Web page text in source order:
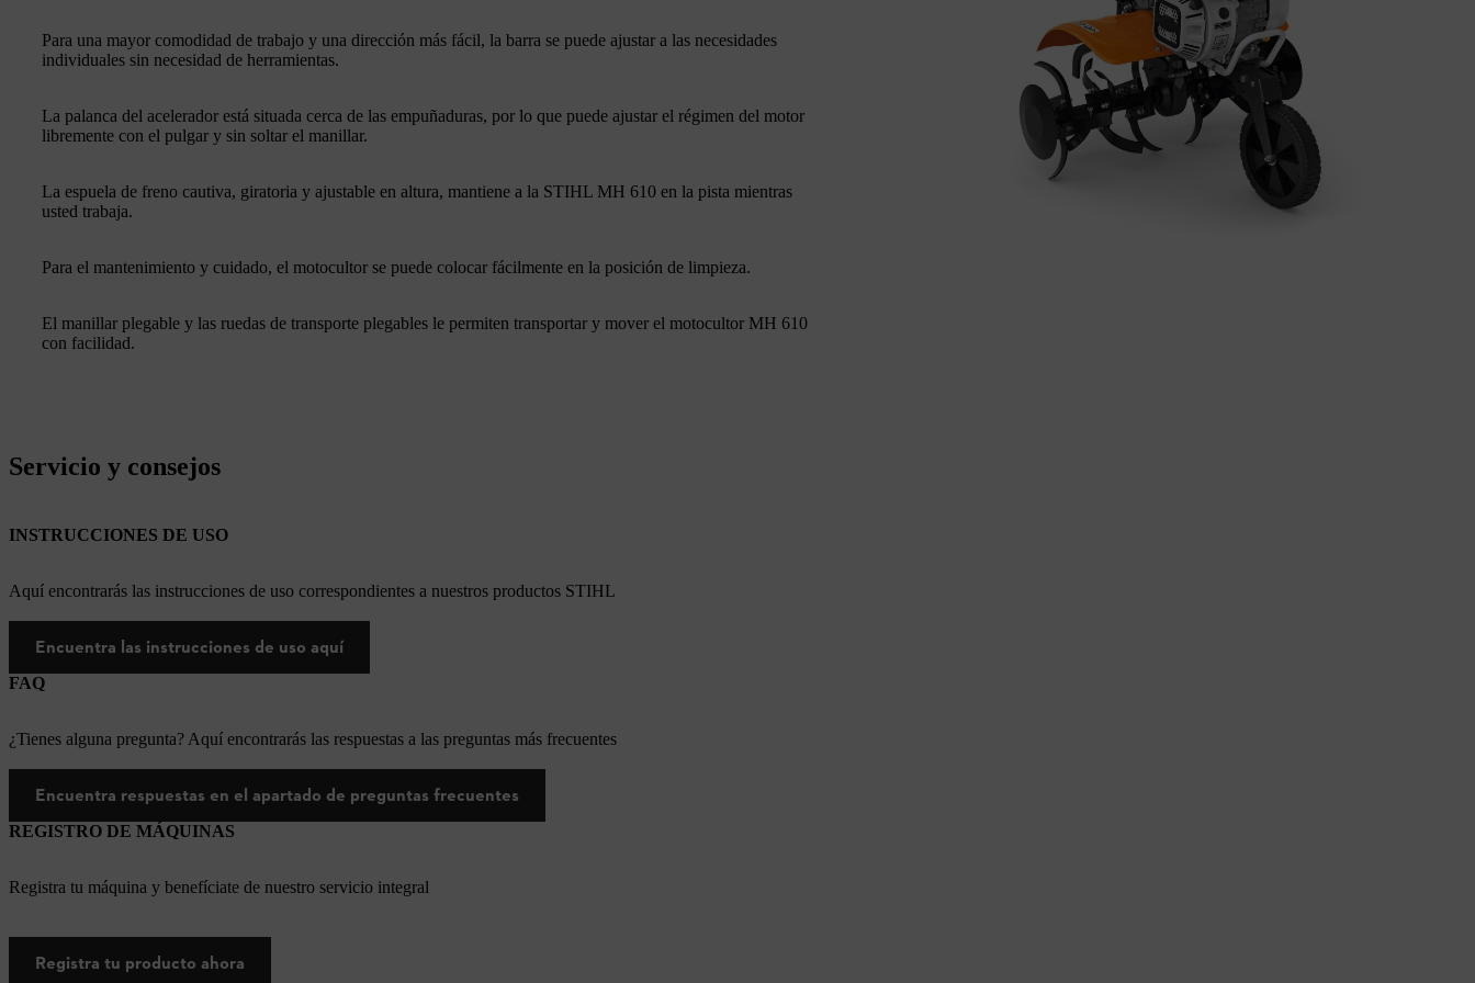
Para una mayor comodidad de trabajo y una dirección más fácil, la barra se puede ajustar a las necesidades
individuales sin necesidad de herramientas.
La palanca del acelerador está situada cerca de las empuñaduras, por lo que puede ajustar el régimen del motor
libremente con el pulgar y sin soltar el manillar.
La espuela de freno cautiva, giratoria y ajustable en altura, mantiene a la STIHL MH 610 en la pista mientras
usted trabaja.
Para el mantenimiento y cuidado, el motocultor se puede colocar fácilmente en la posición de limpieza.
El manillar plegable y las ruedas de transporte plegables le permiten transportar y mover el motocultor MH 610
con facilidad.
Servicio y consejos
INSTRUCCIONES DE USO
Aquí encontrarás las instrucciones de uso correspondientes a nuestros productos STIHL
Encuentra las instrucciones de uso aquí
FAQ
¿Tienes alguna pregunta? Aquí encontrarás las respuestas a las preguntas más frecuentes
Encuentra respuestas en el apartado de preguntas frecuentes
REGISTRO DE MÁQUINAS
Registra tu máquina y benefíciate de nuestro servicio integral
Registra tu producto ahora